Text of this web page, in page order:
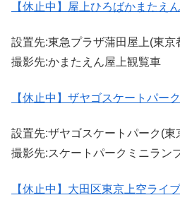
【休止中】屋上ひろばかまたえ
設置先:東急プラザ蒲田屋上(東京
撮影先:かまたえん屋上観覧車
【休止中】ザヤゴスケートパー
設置先:ザヤゴスケートパーク(東
撮影先:スケートパークミニラン
【休止中】大田区東京上空ライ